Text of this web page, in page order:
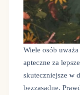
Wiele osób
apteczne za
skuteczniejsze w
bezzasadne.